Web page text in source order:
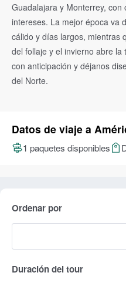
Guadalajara y Monterrey,
intereses. La mejor época va
cálido y días largos, mientras
del follaje y el invierno abre
con anticipación y déjanos
del Norte.
Datos de viaje a
1 paquetes disponibles
Ordenar por
Duración del tour